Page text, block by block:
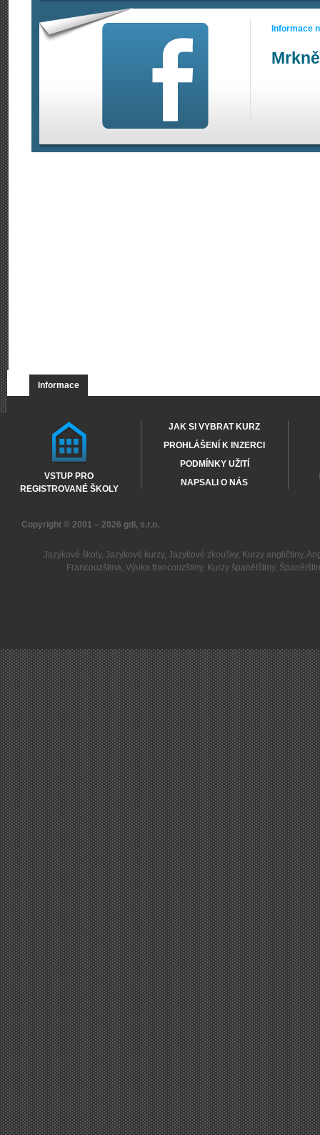
Informace
Informace
VSTUP PRO
REGISTROVANÉ ŠKOLY
JAK SI VYBRAT KURZ
PROHLÁŠENÍ K INZERCI
PODMÍNKY UŽITÍ
NAPSALI O NÁS
Copyright © 2001 – 2026 gdi, s.r.o.
Jazykové školy, Jazykové kurzy, Jazykové zkoušky, Kurzy angličtiny,
Francouzština,Výuka francouzštiny, Kurzy španělštiny,